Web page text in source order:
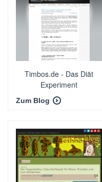
Timbos.de - Das Diät
Experiment
Zum Blog